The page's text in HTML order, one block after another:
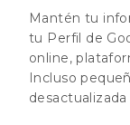
Mantén tu
tu Perfil de
online,
Incluso